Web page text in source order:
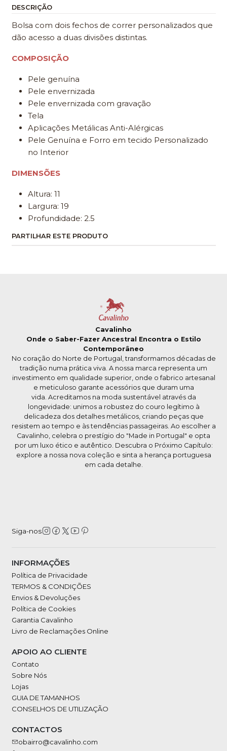
DESCRIÇÃO
Bolsa com dois fechos de correr personalizados que
dão acesso a duas divisões distintas.
COMPOSIÇÃO
Pele genuína
Pele envernizada
Pele envernizada com gravação
Tela
Aplicações Metálicas Anti-Alérgicas
Pele Genuína e Forro em tecido Personalizado
no Interior
DIMENSÕES
Altura: 11
Largura: 19
Profundidade: 2.5
PARTILHAR ESTE PRODUTO
Cavalinho
Onde o Saber-Fazer Ancestral Encontra o Estilo
Contemporâneo
No coração do Norte de Portugal, transformamos décadas de
tradição numa prática viva. A nossa marca representa um
investimento em qualidade superior, onde o fabrico artesanal
e meticuloso garante acessórios que duram uma
vida. Acreditamos na moda sustentável através da
longevidade: unimos a robustez do couro legítimo à
delicadeza dos detalhes metálicos, criando peças que
resistem ao tempo e às tendências passageiras. Ao escolher a
Cavalinho, celebra o prestígio do "Made in Portugal" e opta
por um luxo ético e autêntico. Descubra o Próximo Capítulo:
explore a nossa nova coleção e sinta a herança portuguesa
em cada detalhe.
Siga-nos
INFORMAÇÕES
Política de Privacidade
TERMOS & CONDIÇÕES
Envios & Devoluções
Política de Cookies
Garantia Cavalinho
Livro de Reclamações Online
APOIO AO CLIENTE
Contato
Sobre Nós
Lojas
GUIA DE TAMANHOS
CONSELHOS DE UTILIZAÇÃO
CONTACTOS
obairro@cavalinho.com